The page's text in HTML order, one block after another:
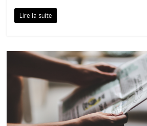
Lire la suite